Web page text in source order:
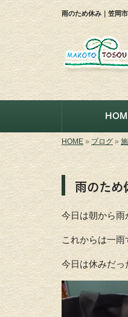
雨のため休み｜笠岡
HOME » ブログ»
雨のため
今日は朝から雨
これからは一
今日は休みだっ